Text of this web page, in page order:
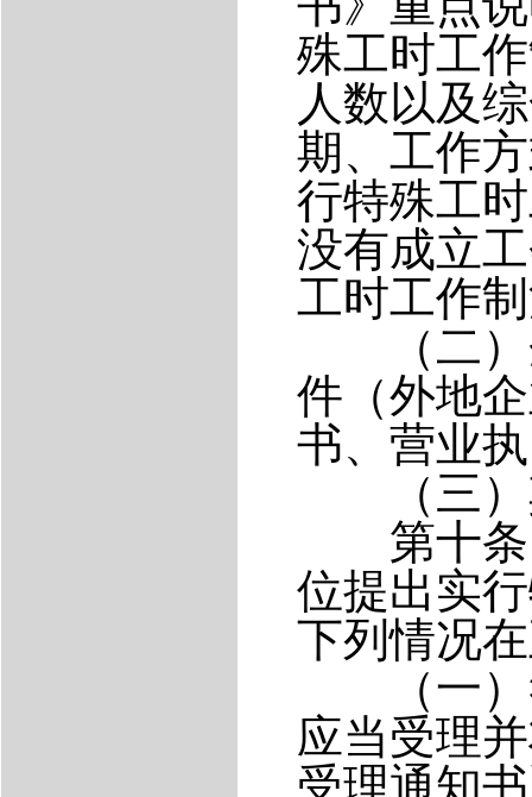
殊工时工
人数以及
期、工作
行特殊工
没有成立
工时工作
（二）
件（外地
书、营业
（三）
第十条
位提出实
下列情况
（一）
应当受理
受理通知